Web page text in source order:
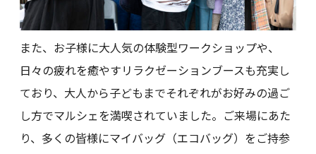
また、お子様に大人気の体験型ワークショップや、
日々の疲れを癒やすリラクゼーションブースも充実し
ており、大人から子どもまでそれぞれがお好みの過ご
し方でマルシェを満喫されていました。ご来場にあた
り、多くの皆様にマイバッグ（エコバッグ）をご持参